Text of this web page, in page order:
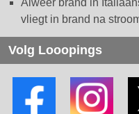
Alweer brand in
vliegt in brand na
Volg Looopings